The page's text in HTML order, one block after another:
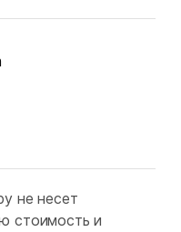
не несет
стоимость и